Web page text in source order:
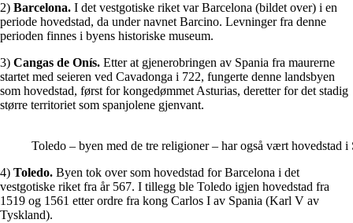
2) Barcelona. I det vestgotiske riket var Barcelona (bildet over) i en
periode hovedstad, da under navnet Barcino. Levninger fra denne
perioden finnes i byens historiske museum.
3) Cangas de Onís. Etter at gjenerobringen av Spania fra maurerne
startet med seieren ved Cavadonga i 722, fungerte denne landsbyen
som hovedstad, først for kongedømmet Asturias, deretter for det stadig
større territoriet som spanjolene gjenvant.
Toledo – byen med de tre religioner – har også vært hovedstad i
4) Toledo. Byen tok over som hovedstad for Barcelona i det
vestgotiske riket fra år 567. I tillegg ble Toledo igjen hovedstad fra
1519 og 1561 etter ordre fra kong Carlos I av Spania (Karl V av
Tyskland).